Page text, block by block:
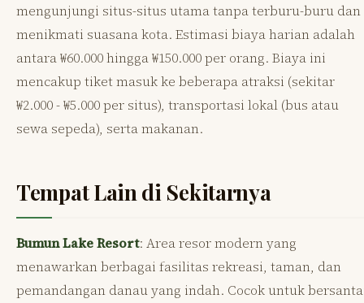
mengunjungi situs-situs utama tanpa terburu-buru dan
menikmati suasana kota. Estimasi biaya harian adalah
antara ₩60.000 hingga ₩150.000 per orang. Biaya ini
mencakup tiket masuk ke beberapa atraksi (sekitar
₩2.000 - ₩5.000 per situs), transportasi lokal (bus atau
sewa sepeda), serta makanan.
Tempat Lain di Sekitarnya
Bumun Lake Resort: Area resor modern yang
menawarkan berbagai fasilitas rekreasi, taman, dan
pemandangan danau yang indah. Cocok untuk